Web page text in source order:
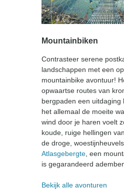
Mountainbiken
Contrasteer serene
landschappen met een
mountainbike avontuur!
opwaartse routes van
bergpaden een uitdaging
het allemaal de moeite
wind door je haren voelt
koude, ruige hellingen van
de droge,
Atlasgebergte, een
is gegarandeerd
Bekijk alle avonturen